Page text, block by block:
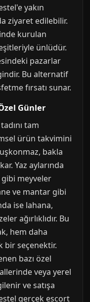
yakın
ziyaret edilebilir.
kurulan
ünlüdür.
pazarlar
Bu alternatif
fırsatı sunar.
Günler
tam
ürün takvimini
bakla
Yaz aylarında
gibi meyveler
ve mantar gibi
ise lahana,
ağırlıklıdır. Bu
hem daha
bir seçenektir.
bazı özel
veya yerel
ve satışa
gerçek escort